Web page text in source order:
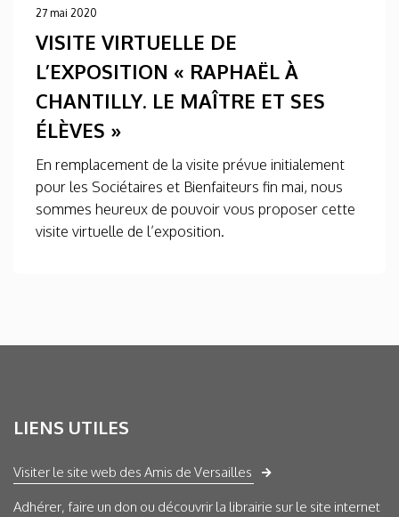
27 mai 2020
VISITE VIRTUELLE DE
L’EXPOSITION « RAPHAËL À
CHANTILLY. LE MAÎTRE ET SES
ÉLÈVES »
En remplacement de la visite prévue initialement
pour les Sociétaires et Bienfaiteurs fin mai, nous
sommes heureux de pouvoir vous proposer cette
visite virtuelle de l’exposition.
LIENS UTILES
Visiter le site web des Amis de Versailles
Adhérer, faire un don ou découvrir la librairie sur le site internet